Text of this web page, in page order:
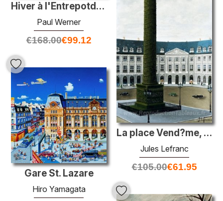
Hiver à l'Entrepotdok, à Amsterdam City
Paul Werner
€168.00€99.12
La place Vend?me, Ciel Gris
Jules Lefranc
€105.00€61.95
Gare St. Lazare
Hiro Yamagata